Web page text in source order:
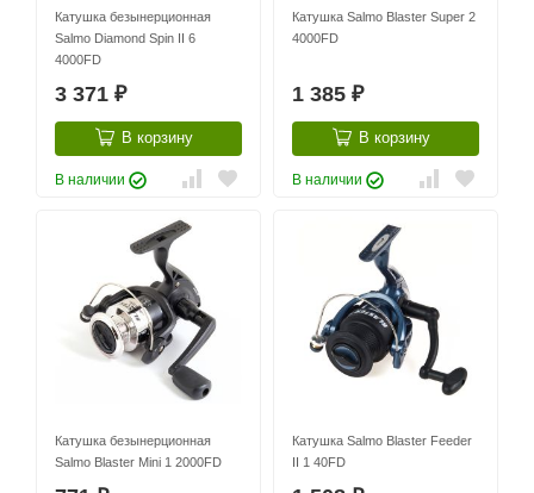
Катушка безынерционная
Salmo Diamond Spin II 6
4000FD
3 371 ₽
В корзину
В наличии
Катушка Salmo Blaster Super 2
4000FD
1 385 ₽
В корзину
В наличии
Катушка безынерционная
Salmo Blaster Mini 1 2000FD
Катушка Salmo Blaster Feeder
II 1 40FD